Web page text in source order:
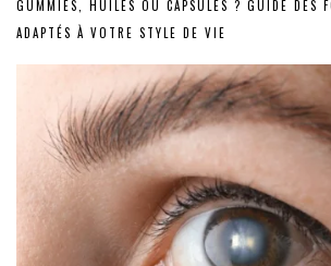
GUMMIES, HUILES OU CAPSULES ? GUIDE DES
ADAPTÉS À VOTRE STYLE DE VIE